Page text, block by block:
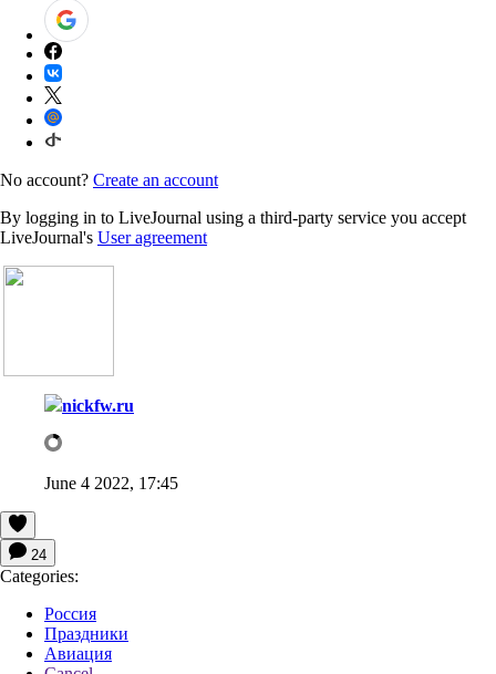
No account? Create an account
By logging in to LiveJournal using a third-party service you accept
LiveJournal's User agreement
nickfw.ru
June 4 2022, 17:45
24
Categories:
Россия
Праздники
Авиация